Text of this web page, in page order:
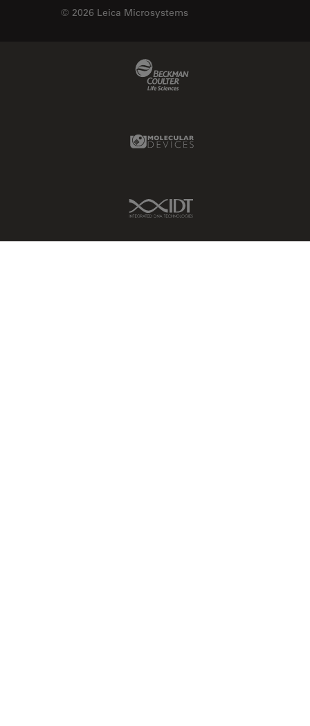
Fluorophore
Fortgeschrittene Bildgebung
Mikroskopietechniken
Geschichte
© 2026 Leica Microsystems
Molecular Devices Link
IDT Link